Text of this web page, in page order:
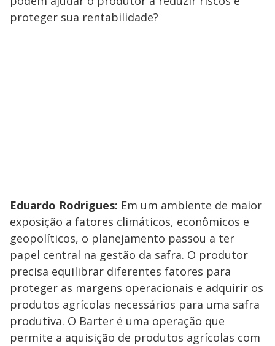
proteger sua rentabilidade?
Eduardo Rodrigues: Em um ambiente de maior
exposição a fatores climáticos, econômicos e
geopolíticos, o planejamento passou a ter
papel central na gestão da safra. O produtor
precisa equilibrar diferentes fatores para
proteger as margens operacionais e adquirir os
produtos agrícolas necessários para uma safra
produtiva. O Barter é uma operação que
permite a aquisição de produtos agrícolas com